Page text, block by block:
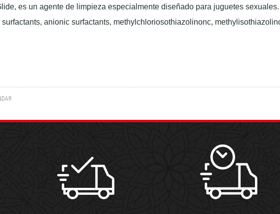
es un agente de limpieza especialmente diseñado para juguetes sexuales.
surfactants, anionic surfactants, methylchloriosothiazolinonc,